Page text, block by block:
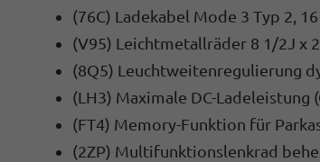
(76C) Ladekabel Mode 3 Typ 2, 16
(V95) Leichtmetallräder 8 1/2J x
(8Q5) Leuchtweitenregulierung
(LH3) Maximale DC-
(FT4) Memory-Funktion für
(2ZP) Multifunktionslenkrad